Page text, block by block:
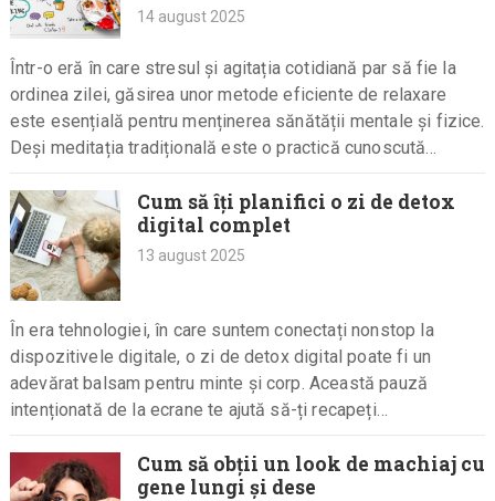
14 august 2025
Într-o eră în care stresul și agitația cotidiană par să fie la
ordinea zilei, găsirea unor metode eficiente de relaxare
este esențială pentru menținerea sănătății mentale și fizice.
Deși meditația tradițională este o practică cunoscută…
Cum să îți planifici o zi de detox
digital complet
13 august 2025
În era tehnologiei, în care suntem conectați nonstop la
dispozitivele digitale, o zi de detox digital poate fi un
adevărat balsam pentru minte și corp. Această pauză
intenționată de la ecrane te ajută să-ți recapeți…
Cum să obții un look de machiaj cu
gene lungi și dese